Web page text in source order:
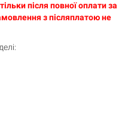
після повної оплати за
з післяплатою не